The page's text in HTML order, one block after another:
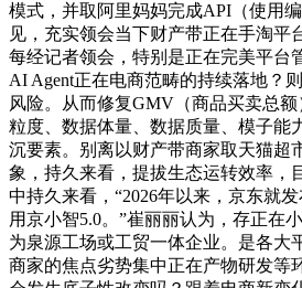
模式，并取阿里妈妈完成API（使用
见，充实领会当下财产带正在手淘平
每经记者领会，特别是正在完美平台
AI Agent正在电商范畴的持续落地？
风险。从而修复GMV（商品买卖总
粒度、数据体量、数据质量、模子能
沉要素。别离以财产带商家取天猫超
象，持久来看，提拔生态运转效率，
中持久来看，“2026年以来，京东就
用京小智5.0。”崔丽丽认为，存正在
为泉源工场或工贸一体企业。是各大
商家的焦点劣势集中正在产物研发等